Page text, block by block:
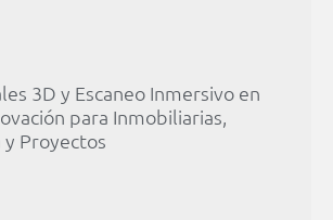
3D y Escaneo Inmersivo en
para Inmobiliarias,
Proyectos